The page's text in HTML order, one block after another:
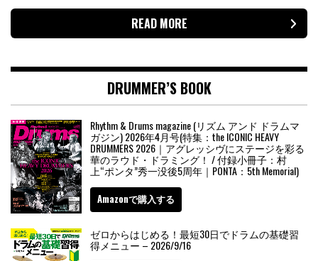
READ MORE
DRUMMER’S BOOK
Rhythm & Drums magazine (リズム アンド ドラムマ
ガジン) 2026年4月号(特集：the ICONIC HEAVY
DRUMMERS 2026｜アグレッシヴにステージを彩る
華のラウド・ドラミング！ / 付録小冊子：村
上“ポンタ”秀一没後5周年｜PONTA：5th Memorial)
Amazonで購入する
ゼロからはじめる！最短30日でドラムの基礎習
得メニュー – 2026/9/16